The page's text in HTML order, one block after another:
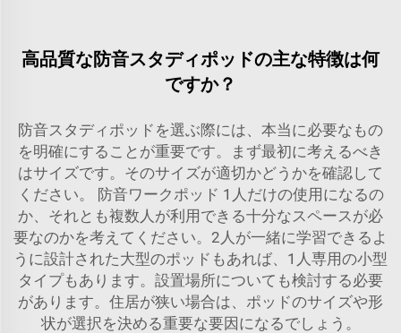
高品質な防音スタディポッドの主な特徴は何
ですか？
防音スタディポッドを選ぶ際には、本当に必要なもの
を明確にすることが重要です。まず最初に考えるべき
はサイズです。そのサイズが適切かどうかを確認して
ください。 防音ワークポッド 1人だけの使用になるの
か、それとも複数人が利用できる十分なスペースが必
要なのかを考えてください。2人が一緒に学習できるよ
うに設計された大型のポッドもあれば、1人専用の小型
タイプもあります。設置場所についても検討する必要
があります。住居が狭い場合は、ポッドのサイズや形
状が選択を決める重要な要因になるでしょう。